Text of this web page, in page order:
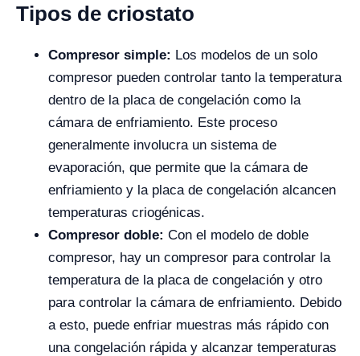
Tipos de criostato
Compresor simple: Los modelos de un solo
compresor pueden controlar tanto la temperatura
dentro de la placa de congelación como la
cámara de enfriamiento. Este proceso
generalmente involucra un sistema de
evaporación, que permite que la cámara de
enfriamiento y la placa de congelación alcancen
temperaturas criogénicas.
Compresor doble: Con el modelo de doble
compresor, hay un compresor para controlar la
temperatura de la placa de congelación y otro
para controlar la cámara de enfriamiento. Debido
a esto, puede enfriar muestras más rápido con
una congelación rápida y alcanzar temperaturas